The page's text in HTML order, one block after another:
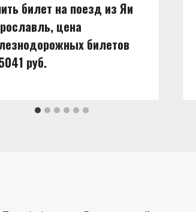
билет на поезд из Яи
цена
билетов
руб.